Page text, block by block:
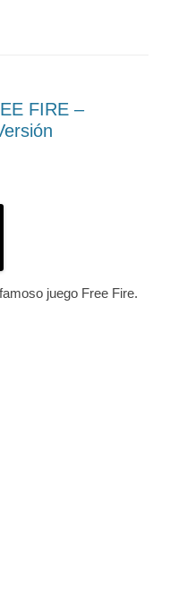
FIRE –
juego Free Fire.